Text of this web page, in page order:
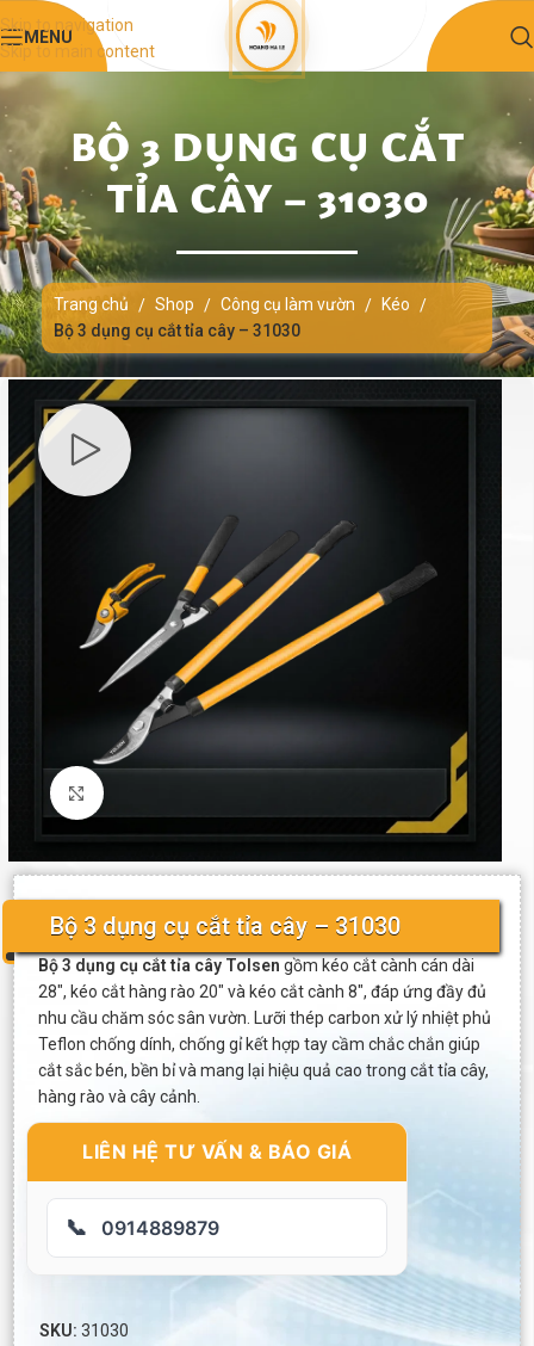
Skip to navigation
Skip to main content
MENU
BỘ 3 DỤNG CỤ CẮT
TỈA CÂY – 31030
Trang chủ / Shop / Công cụ làm vườn / Kéo /
Bộ 3 dụng cụ cắt tỉa cây – 31030
Click to enlarge
Bộ 3 dụng cụ cắt tỉa cây – 31030
Bộ 3 dụng cụ cắt tỉa cây Tolsen gồm kéo cắt cành cán dài
28″, kéo cắt hàng rào 20″ và kéo cắt cành 8″, đáp ứng đầy đủ
nhu cầu chăm sóc sân vườn. Lưỡi thép carbon xử lý nhiệt phủ
Teflon chống dính, chống gỉ kết hợp tay cầm chắc chắn giúp
cắt sắc bén, bền bỉ và mang lại hiệu quả cao trong cắt tỉa cây,
hàng rào và cây cảnh.
LIÊN HỆ TƯ VẤN & BÁO GIÁ
📞 0914889879
SKU: 31030